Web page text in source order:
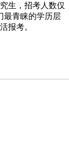
生，招考人数仅
最青睐的学历层
报考。